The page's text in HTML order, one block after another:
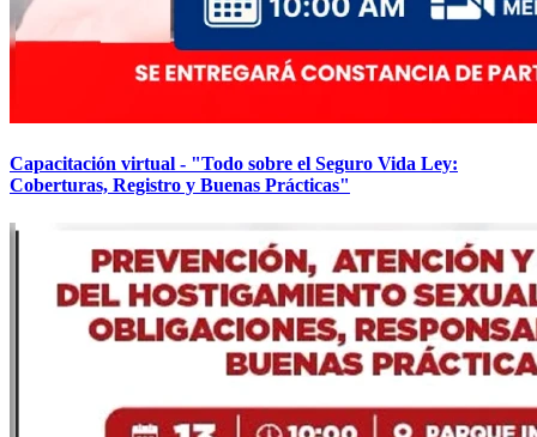
Capacitación virtual - "Todo sobre el Seguro Vida Ley:
Coberturas, Registro y Buenas Prácticas"